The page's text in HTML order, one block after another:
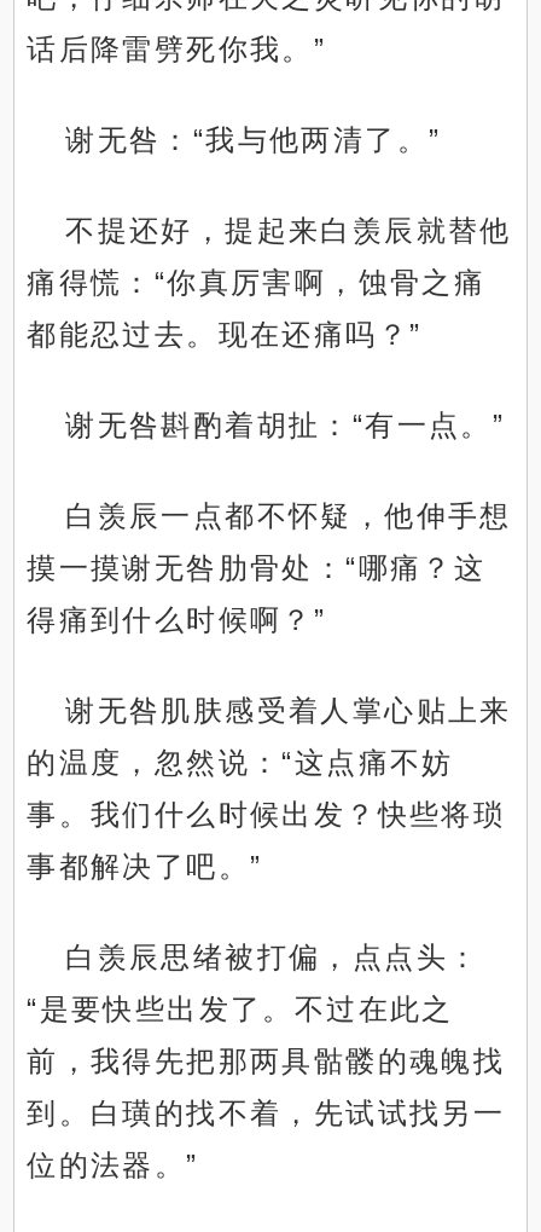
话后降雷劈死你我。”
谢无咎：“我与他两清了。”
不提还好，提起来白羡辰就替他
痛得慌：“你真厉害啊，蚀骨之痛
都能忍过去。现在还痛吗？”
谢无咎斟酌着胡扯：“有一点。”
白羡辰一点都不怀疑，他伸手想
摸一摸谢无咎肋骨处：“哪痛？这
得痛到什么时候啊？”
谢无咎肌肤感受着人掌心贴上来
的温度，忽然说：“这点痛不妨
事。我们什么时候出发？快些将琐
事都解决了吧。”
白羡辰思绪被打偏，点点头：
“是要快些出发了。不过在此之
前，我得先把那两具骷髅的魂魄找
到。白璜的找不着，先试试找另一
位的法器。”